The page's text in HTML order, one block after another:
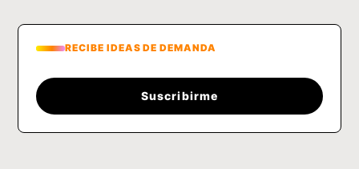
RECIBE IDEAS DE DEMANDA
Suscribirme